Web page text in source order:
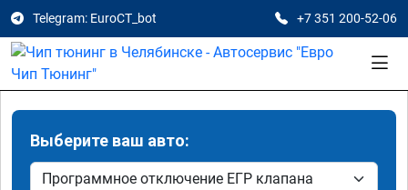
Telegram: EuroCT_bot +7 351 200-52-06
Выберите ваш авто: